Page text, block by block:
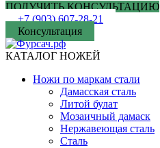
ПОЛУЧИТЬ КОНСУЛЬТАЦИЮ
+7 (903) 607-28-21
Консультация
КАТАЛОГ НОЖЕЙ
Ножи по маркам стали
Дамасская сталь
Литой булат
Мозаичный дамаск
Нержавеющая сталь
Сталь